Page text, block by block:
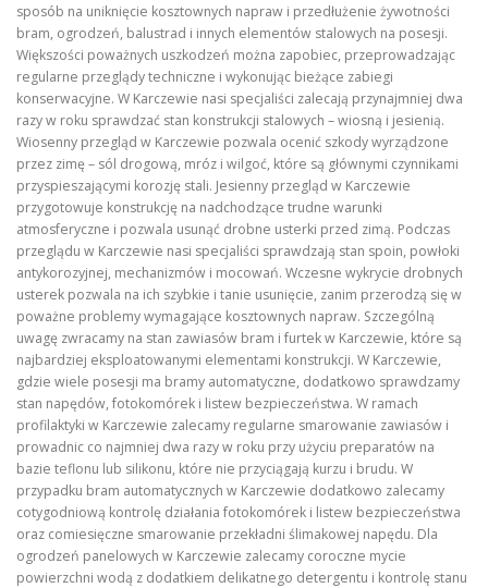
sposób na uniknięcie kosztownych napraw i przedłużenie żywotności
bram, ogrodzeń, balustrad i innych elementów stalowych na posesji.
Większości poważnych uszkodzeń można zapobiec, przeprowadzając
regularne przeglądy techniczne i wykonując bieżące zabiegi
konserwacyjne. W Karczewie nasi specjaliści zalecają przynajmniej dwa
razy w roku sprawdzać stan konstrukcji stalowych – wiosną i jesienią.
Wiosenny przegląd w Karczewie pozwala ocenić szkody wyrządzone
przez zimę – sól drogową, mróz i wilgoć, które są głównymi czynnikami
przyspieszającymi korozję stali. Jesienny przegląd w Karczewie
przygotowuje konstrukcję na nadchodzące trudne warunki
atmosferyczne i pozwala usunąć drobne usterki przed zimą. Podczas
przeglądu w Karczewie nasi specjaliści sprawdzają stan spoin, powłoki
antykorozyjnej, mechanizmów i mocowań. Wczesne wykrycie drobnych
usterek pozwala na ich szybkie i tanie usunięcie, zanim przerodzą się w
poważne problemy wymagające kosztownych napraw. Szczególną
uwagę zwracamy na stan zawiasów bram i furtek w Karczewie, które są
najbardziej eksploatowanymi elementami konstrukcji. W Karczewie,
gdzie wiele posesji ma bramy automatyczne, dodatkowo sprawdzamy
stan napędów, fotokomórek i listew bezpieczeństwa. W ramach
profilaktyki w Karczewie zalecamy regularne smarowanie zawiasów i
prowadnic co najmniej dwa razy w roku przy użyciu preparatów na
bazie teflonu lub silikonu, które nie przyciągają kurzu i brudu. W
przypadku bram automatycznych w Karczewie dodatkowo zalecamy
cotygodniową kontrolę działania fotokomórek i listew bezpieczeństwa
oraz comiesięczne smarowanie przekładni ślimakowej napędu. Dla
ogrodzeń panelowych w Karczewie zalecamy coroczne mycie
powierzchni wodą z dodatkiem delikatnego detergentu i kontrolę stanu